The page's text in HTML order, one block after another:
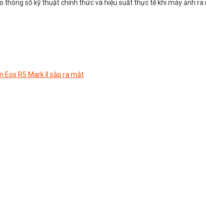
thông số kỹ thuật chính thức và hiệu suất thực tế khi máy ảnh ra
Eos R5 Mark II sắp ra mắt